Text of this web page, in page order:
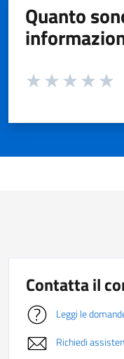
Quanto
Valuta da 1 a 5 stelle la
Contatta il
Leggi le
Richiedi